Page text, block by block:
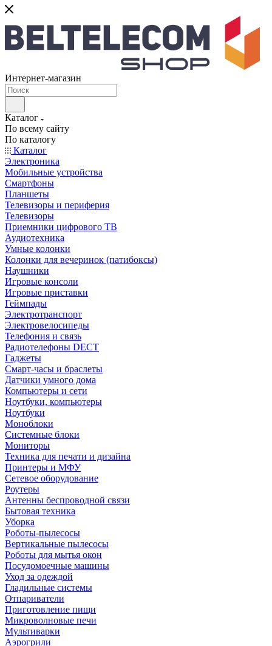
Интернет-магазин
Каталог
По всему сайту
По каталогу
Каталог
Электроника
Мобильные устройства
Смартфоны
Планшеты
Телевизоры и периферия
Телевизоры
Приемники цифрового ТВ
Аудиотехника
Умные колонки
Колонки для вечеринок (патибоксы)
Наушники
Игровые консоли
Игровые приставки
Геймпады
Электротранспорт
Электровелосипеды
Телефония и связь
Радиотелефоны DECT
Гаджеты
Смарт-часы и браслеты
Датчики умного дома
Компьютеры и сети
Ноутбуки, компьютеры
Ноутбуки
Моноблоки
Системные блоки
Мониторы
Техника для печати и дизайна
Принтеры и МФУ
Сетевое оборудование
Роутеры
Антенны беспроводной связи
Бытовая техника
Уборка
Роботы-пылесосы
Вертикальные пылесосы
Роботы для мытья окон
Посудомоечные машины
Уход за одеждой
Гладильные системы
Отпариватели
Приготовление пищи
Микроволновые печи
Мультиварки
Аэрогрили